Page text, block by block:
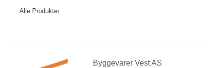
Alle Produkter
Byggevarer Vest AS